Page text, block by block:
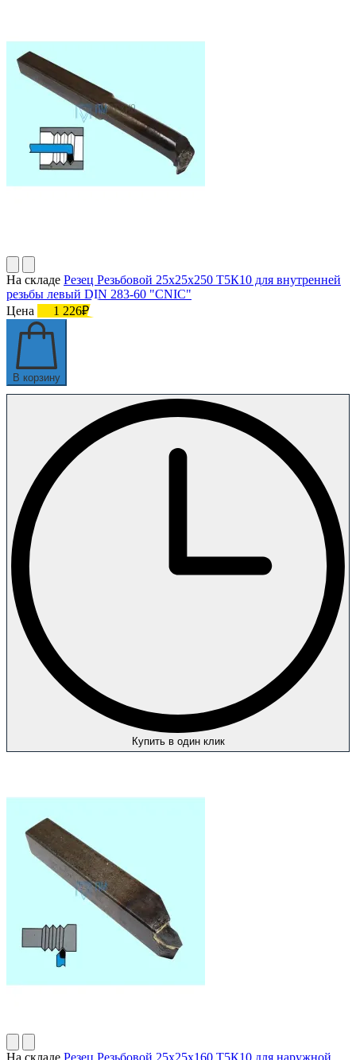
На складе Резец Резьбовой 25х25х250 Т5К10 для внутренней
резьбы левый DIN 283-60 "CNIC"
Цена
1 226₽
В корзину
Купить в один клик
На складе Резец Резьбовой 25х25х160 Т5К10 для наружной